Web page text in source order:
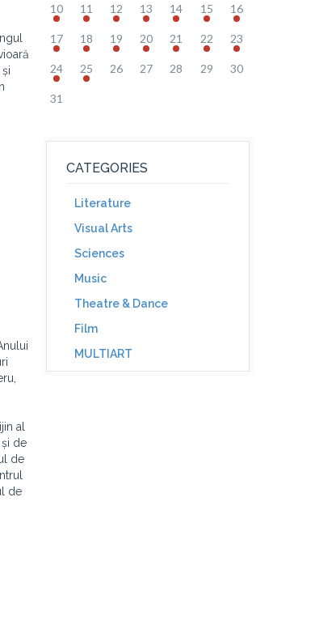
al
de
de
de
10 11 12 13 14 15 16
17 18 19 20 21 22 23
24 25 26 27 28 29 30
31
CATEGORIES
Literature
Visual Arts
Sciences
Music
Theatre & Dance
Film
MULTIART